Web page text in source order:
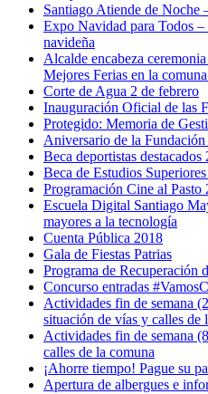
Santiago Atiende de Noche
Expo Navidad para Todos –
navideña
Alcalde encabeza
Mejores Ferias en la
Corte de Agua 2 de febrero
Inauguración Oficial de las
Protegido: Memoria de
Aniversario de la Fundación
Beca deportistas destacados
Beca de Estudios
Programación Cine al Pasto
Escuela Digital Santiago
mayores a la tecnología
Cuenta Pública 2018
Gala de Fiestas Patrias
Programa de Recuperación
Concurso entradas
Actividades fin de semana
situación de vías y calles de
Actividades fin de semana
calles de la comuna
¡Ahorre tiempo! Pague su
Apertura de albergues e